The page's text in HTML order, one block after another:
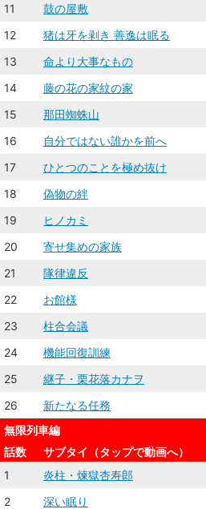
11
鼓の屋敷
12
猪は牙を剥き 善逸は眠る
13
命より大事なもの
14
藤の花の家紋の家
15
那田蜘蛛山
16
自分ではない誰かを前へ
17
ひとつのことを極め抜け
18
偽物の絆
19
ヒノカミ
20
寄せ集めの家族
21
隊律違反
22
お館様
23
柱合会議
24
機能回復訓練
25
継子・栗花落カナヲ
26
新たなる任務
無限列車編
話数
サブタイ（タップで動画へ）
1
炎柱・煉󠄁獄杏寿郎
2
深い眠り